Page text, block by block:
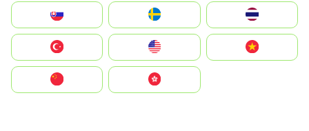
United States
中國香港特別行政區